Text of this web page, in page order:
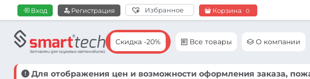
Вход Регистрация Избранное Корзина 0
Скидка -20% Все товары О компании
Для отображения цен и возможности оформления заказа,